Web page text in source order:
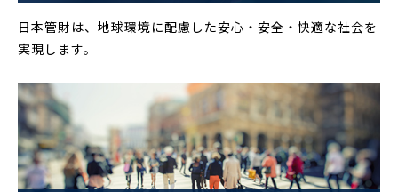
日本管財は、地球環境に配慮した安心・安全・快適な社会を
実現します。